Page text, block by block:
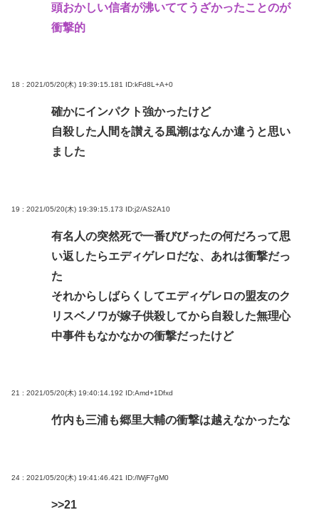
頭おかしい信者が沸いててうざかったことのが
衝撃的
18 : 2021/05/20(木) 19:39:15.181 ID:kFd8L+A+0
確かにインパクト強かったけど
自殺した人間を讃える風潮はなんか違うと思い
ました
19 : 2021/05/20(木) 19:39:15.173 ID:j2/AS2A10
有名人の突然死で一番びびったの何だろって思
い返したらエディゲレロだな、あれは衝撃だっ
た
それからしばらくしてエディゲレロの盟友のク
リスベノワが嫁子供殺してから自殺した無理心
中事件もなかなかの衝撃だったけど
21 : 2021/05/20(木) 19:40:14.192 ID:Amd+1Dfxd
竹内も三浦も郷里大輔の衝撃は越えなかったな
24 : 2021/05/20(木) 19:41:46.421 ID:/lWjF7gM0
>>21